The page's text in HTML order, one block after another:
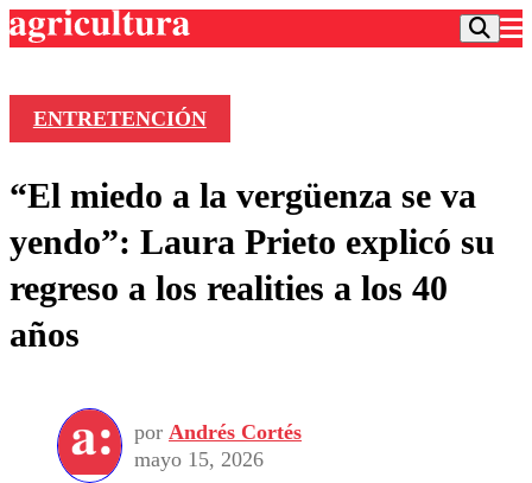
Frecuencias
Agricultura TV
Deportes
Colo Colo
Torneo Internacional
Torneo Nacional
Entretención
Internacional
Nacional
Programas
Comercial
ENTRETENCIÓN
“El miedo a la vergüenza se va
yendo”: Laura Prieto explicó su
regreso a los realities a los 40
años
por Andrés Cortés
mayo 15, 2026